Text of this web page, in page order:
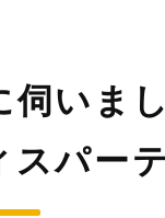
伺い
スパー